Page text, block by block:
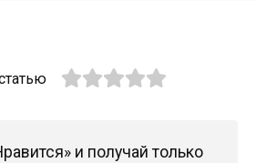
и получай только